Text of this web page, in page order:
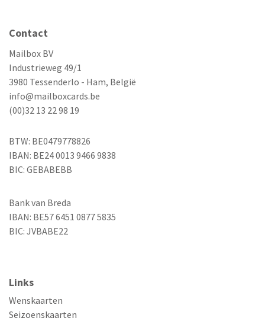
Contact
Mailbox BV
Industrieweg 49/1
3980 Tessenderlo - Ham, België
info@mailboxcards.be
(00)32 13 22 98 19
BTW: BE0479778826
IBAN: BE24 0013 9466 9838
BIC: GEBABEBB
Bank van Breda
IBAN: BE57 6451 0877 5835
BIC: JVBABE22
Links
Wenskaarten
Seizoenskaarten